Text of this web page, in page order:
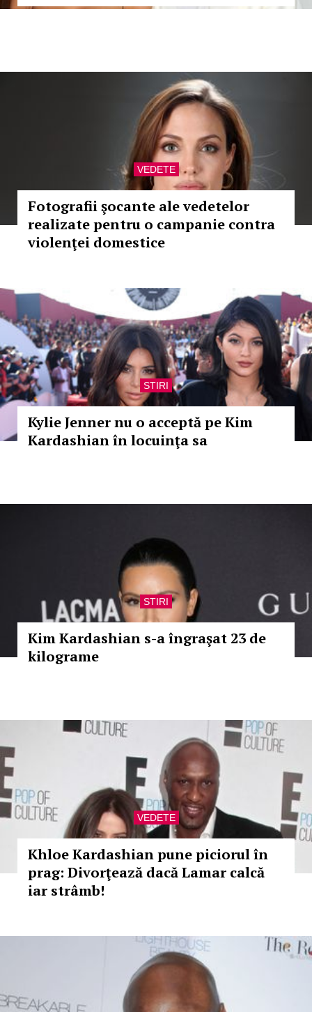
VEDETE
Fotografii şocante ale vedetelor
realizate pentru o campanie contra
violenţei domestice
STIRI
Kylie Jenner nu o acceptă pe Kim
Kardashian în locuinţa sa
STIRI
Kim Kardashian s-a îngraşat 23 de
kilograme
VEDETE
Khloe Kardashian pune piciorul în
prag: Divorţează dacă Lamar calcă
iar strâmb!